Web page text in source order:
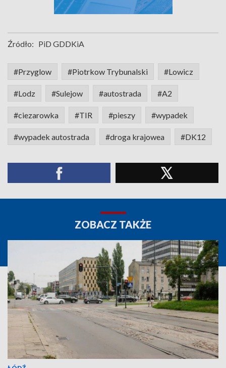
Źródło: PiD GDDKiA
#Przyglow #Piotrkow Trybunalski #Lowicz
#Lodz #Sulejow #autostrada #A2
#ciezarowka #TIR #pieszy #wypadek
#wypadek autostrada #droga krajowea #DK12
ZOBACZ TAKŻE